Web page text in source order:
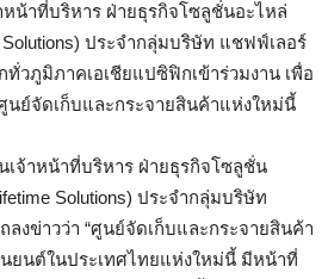
หน้าที่บริหาร ฝ่ายธุรกิจโซลูชั่นอะไหล่
ประจำกลุ่มบริษัท แชฟฟ์เลอร์
วภูมิภาคเอเชียแปซิฟิกเข้าร่วมงาน เพื่อ
นย์จัดเก็บและกระจายสินค้าแห่งใหม่นี้
เจ้าหน้าที่บริหาร ฝ่ายธุรกิจโซลูชั่น
Solutions) ประจำกลุ่มบริษัท
ลงข่าวว่า “ศูนย์จัดเก็บและกระจายสินค้า
ยนต์ในประเทศไทยแห่งใหม่นี้ มีหน้าที่